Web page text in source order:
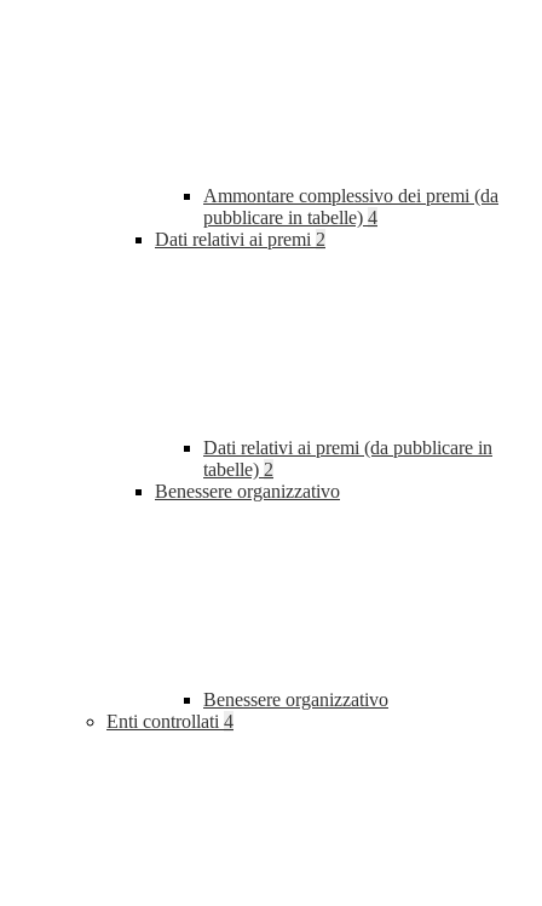
Ammontare complessivo dei premi (da
pubblicare in tabelle) 4
Dati relativi ai premi 2
Dati relativi ai premi (da pubblicare in
tabelle) 2
Benessere organizzativo
Benessere organizzativo
Enti controllati 4